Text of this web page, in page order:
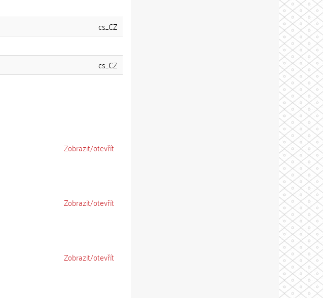
cs_CZ
cs_CZ
Zobrazit/otevřít
Zobrazit/otevřít
Zobrazit/otevřít